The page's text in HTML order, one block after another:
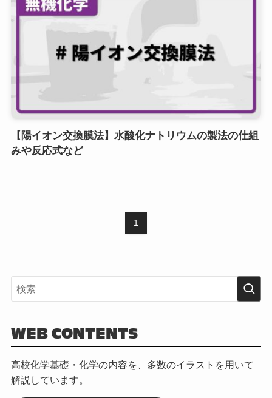
【陽イオン交換膜法】水酸化ナトリウムの製法の仕組
みや反応式など
1
WEB CONTENTS
高校化学基礎・化学の内容を、多数のイラストを用いて
解説しています。